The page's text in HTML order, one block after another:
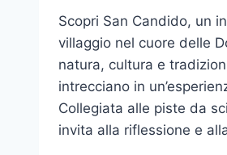
Scopri San Candido, un
villaggio nel cuore delle
natura, cultura e
intrecciano in
Collegiata alle piste da
invita alla riflessione e